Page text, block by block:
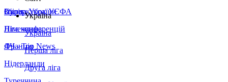
Збірна України
Італія
Німеччина
Франція
Нідерланди
Суперкубок УЄФА
Ліга конференцій
ЛЧ - Top News
Україна
Україна
Перша ліга
Друга ліга